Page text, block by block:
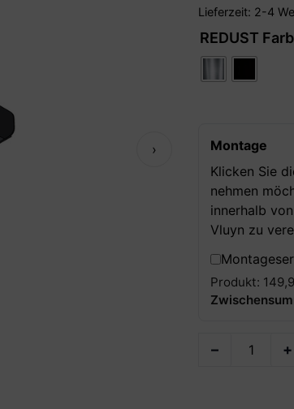
›
Lieferzeit: 2-4
REDUST
Montage
Klicken Sie
nehmen
innerhalb
Vluyn zu
Produkt:
– +